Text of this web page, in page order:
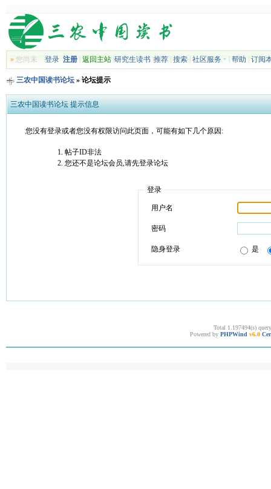
»您尚未 登录 注册| 返回主站| 研究生读书| 推荐| 搜索| 社区服务 帮助 订阅
三农中国读书论坛» 论坛提示
三农中国读书论坛 提示信息
您没有登录或者您没有权限访问此页面，可能有如下几个原因:
帖子ID非法
您还不是论坛会员,请先登录论坛
登录
用户名
密码
隐身登录 是
Total 1.197494(s)
Powered by PHPWind v6.0